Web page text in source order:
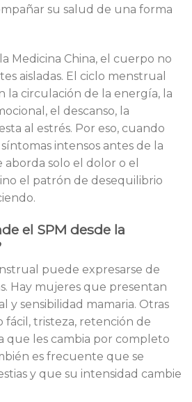
su salud de una forma
Medicina China, el cuerpo no
aisladas. El ciclo menstrual
la circulación de la energía, la
el descanso, la
al estrés. Por eso, cuando
intensos antes de la
solo el dolor o el
el patrón de desequilibrio
el SPM desde la
puede expresarse de
Hay mujeres que presentan
y sensibilidad mamaria. Otras
fácil, tristeza, retención de
que les cambia por completo
es frecuente que se
y que su intensidad cambie